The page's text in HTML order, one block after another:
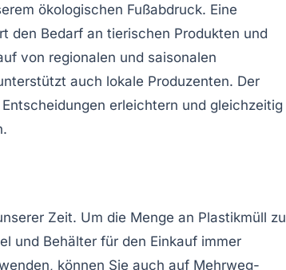
ökologischen Fußabdruck. Eine
den Bedarf an tierischen Produkten und
von regionalen und saisonalen
auch lokale Produzenten. Der
erleichtern und gleichzeitig
Zeit. Um die Menge an Plastikmüll zu
und Behälter für den Einkauf immer
können Sie auch auf Mehrweg-